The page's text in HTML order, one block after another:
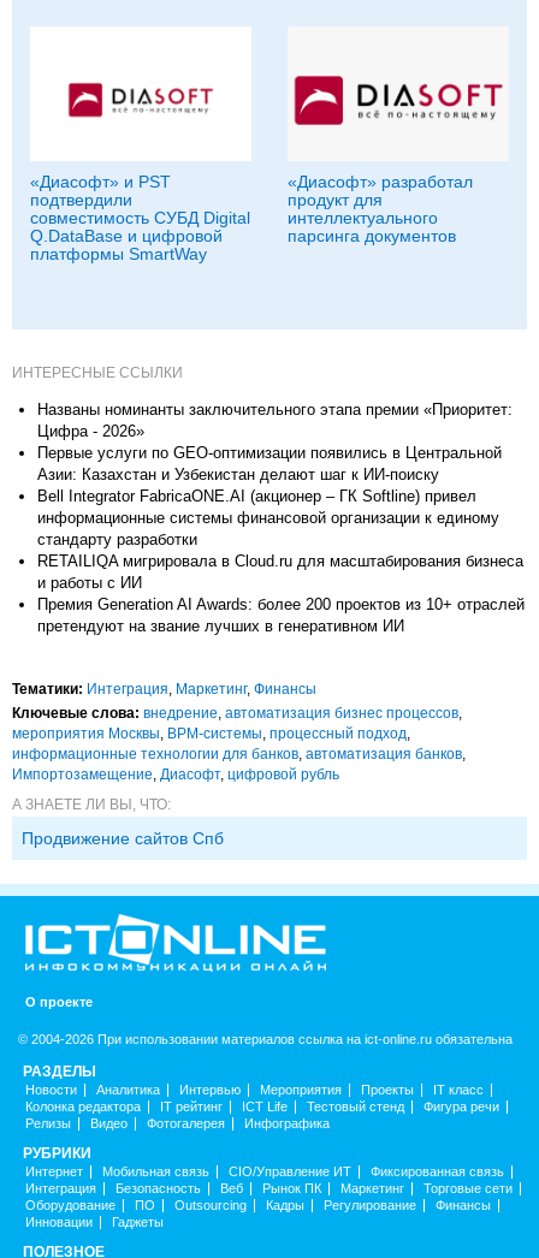
«Диасофт» и PST
подтвердили
совместимость СУБД Digital
Q.DataBase и цифровой
платформы SmartWay
«Диасофт» разработал
продукт для
интеллектуального
парсинга документов
ИНТЕРЕСНЫЕ ССЫЛКИ
Названы номинанты заключительного этапа премии «Приоритет:
Цифра - 2026»
Первые услуги по GEO-оптимизации появились в Центральной
Азии: Казахстан и Узбекистан делают шаг к ИИ-поиску
Bell Integrator FabricaONE.AI (акционер – ГК Softline) привел
информационные системы финансовой организации к единому
стандарту разработки
RETAILIQA мигрировала в Cloud.ru для масштабирования бизнеса
и работы с ИИ
Премия Generation AI Awards: более 200 проектов из 10+ отраслей
претендуют на звание лучших в генеративном ИИ
Тематики: Интеграция, Маркетинг, Финансы
Ключевые слова: внедрение, автоматизация бизнес процессов,
мероприятия Москвы, BPM-системы, процессный подход,
информационные технологии для банков, автоматизация банков,
Импорто­замещение, Диасофт, цифровой рубль
А ЗНАЕТЕ ЛИ ВЫ, ЧТО:
Продвижение сайтов Спб
О проекте
© 2004-2026 При использовании материалов ссылка на ict-online.ru обязательна
РАЗДЕЛЫ
Новости Аналитика Интервью Мероприятия Проекты
IT класс
Колонка редактора
IT рейтинг ICT Life Тестовый стенд
Фигура речи
Релизы
Видео Фотогалерея Инфографика
РУБРИКИ
Интернет Мобильная связь CIO/Управление ИТ
Фиксированная связь
Интеграция
Безопасность Веб Рынок ПК Маркетинг
Торговые сети
Оборудование
ПО Outsourcing Кадры Регулирование
Финансы
Инновации
Гаджеты
ПОЛЕЗНОЕ